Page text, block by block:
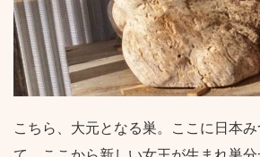
こちら、大元となる巣。ここに日本